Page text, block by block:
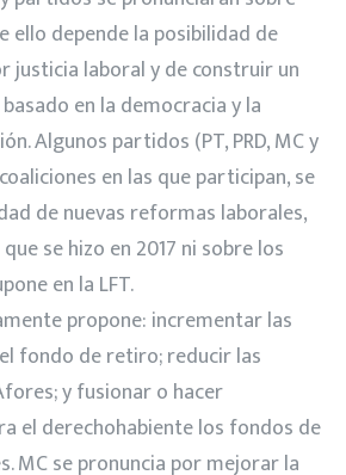
ello depende la posibilidad de
justicia laboral y de construir un
en la democracia y la
Algunos partidos (PT, PRD, MC y
en las que participan, se
de nuevas reformas laborales,
se hizo en 2017 ni sobre los
en la LFT.
propone: incrementar las
fondo de retiro; reducir las
y fusionar o hacer
el derechohabiente los fondos de
MC se pronuncia por mejorar la